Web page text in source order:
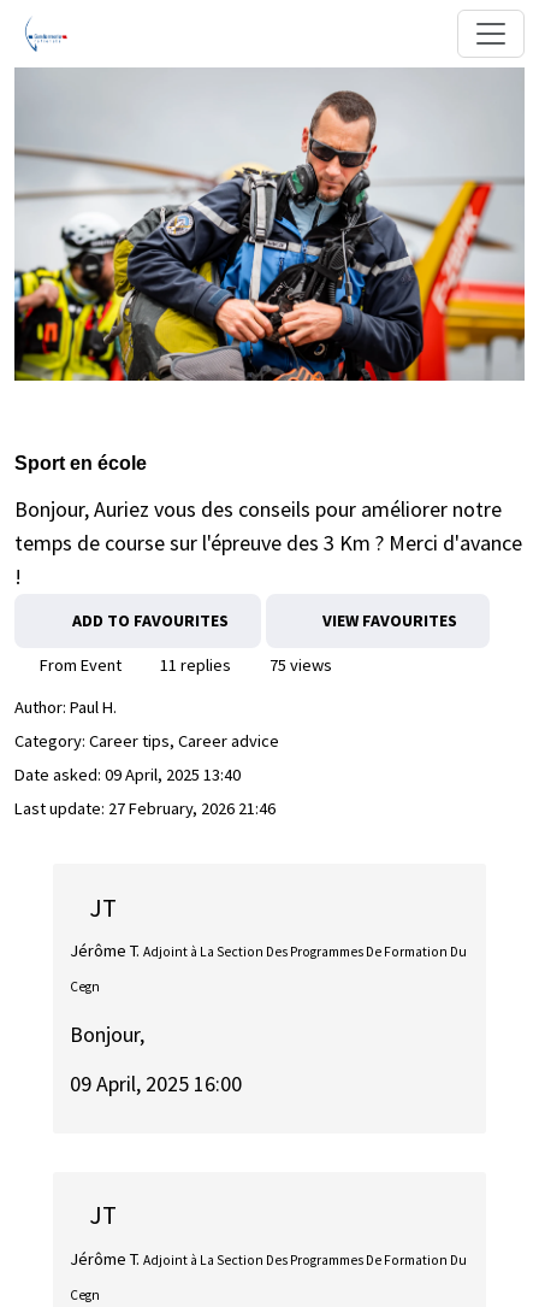
Sport en école
Bonjour, Auriez vous des conseils pour améliorer notre
temps de course sur l'épreuve des 3 Km ? Merci d'avance
!
ADD TO FAVOURITES VIEW FAVOURITES
From Event 11 replies
75 views
Author: Paul H.
Category: Career tips, Career advice
Date asked: 09 April, 2025 13:40
Last update: 27 February, 2026 21:46
JT
Jérôme T. Adjoint à La Section Des Programmes De Formation Du
Cegn
Bonjour,
09 April, 2025 16:00
JT
Jérôme T. Adjoint à La Section Des Programmes De Formation Du
Cegn